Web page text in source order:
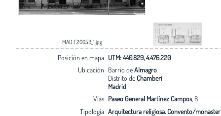
MAD.F2065B_1.jpg
Posición en mapa UTM: 440.829, 4.476.220
Ubicación Barrio deAlmagro
Distrito de Chamberí
Madrid
Vías Paseo General Martínez Campos, 6
Tipología Arquitectura religiosa. Convento/